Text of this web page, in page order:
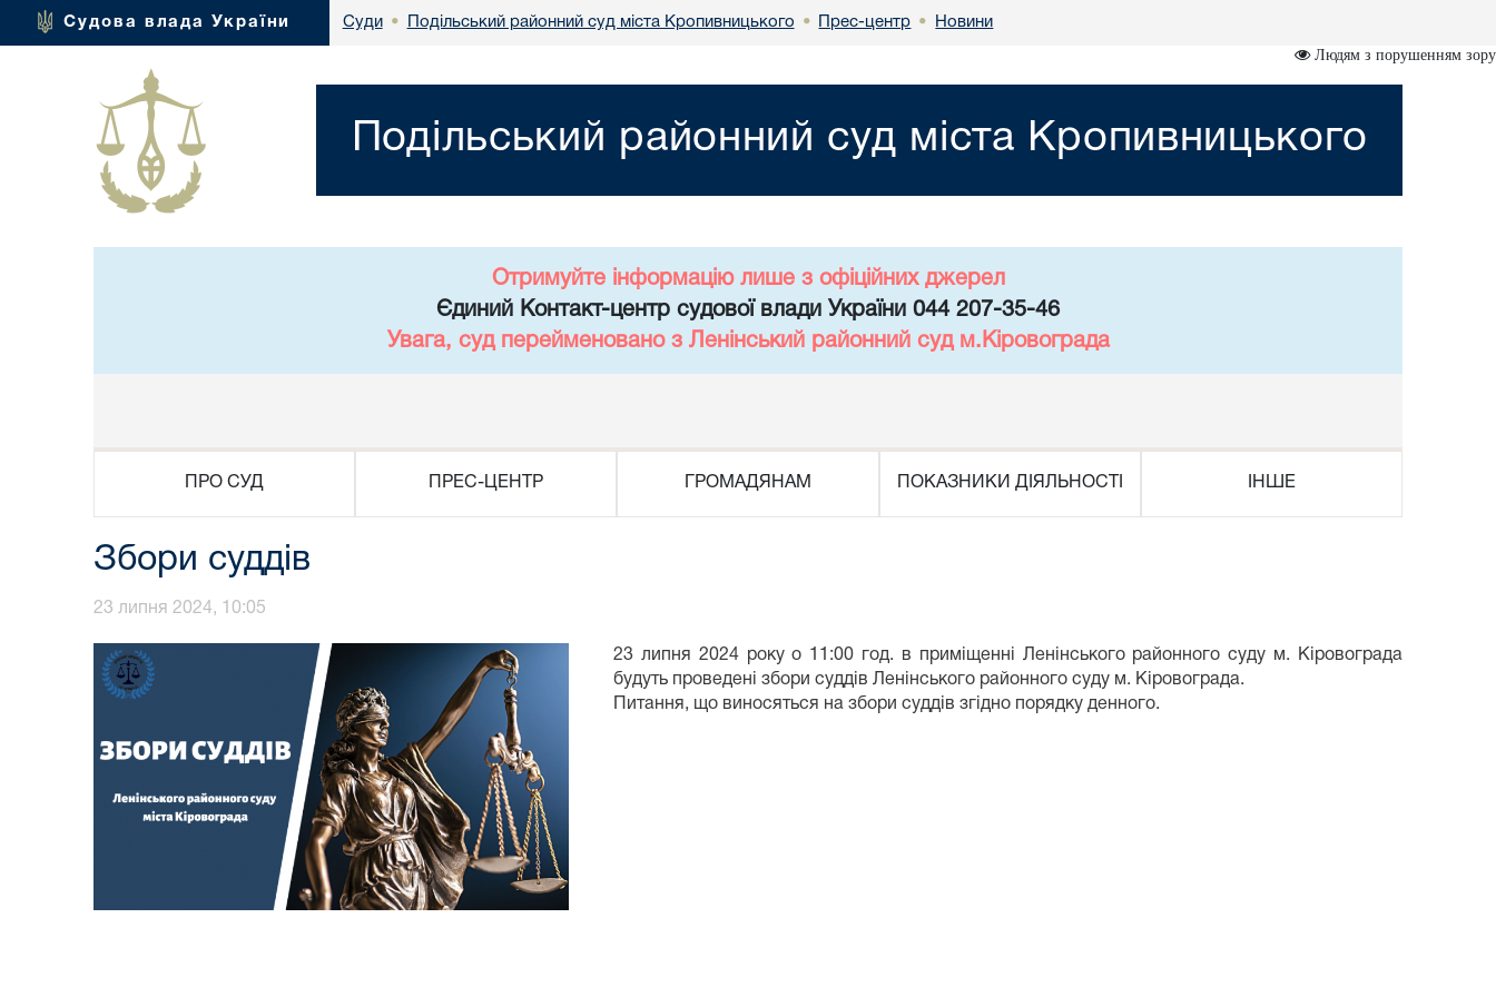
Судова влада України Суди • Подільський районний суд міста Кропивницького • Прес-центр • Новини
Людям з порушенням зору
Подільський районний суд міста Кропивницького
Отримуйте інформацію лише з офіційних джерел
Єдиний Контакт-центр судової влади України 044 207-35-46
Увага, суд перейменовано з Ленінський районний суд м.Кіровограда
ПРО СУД ПРЕС-ЦЕНТР ГРОМАДЯНАМ ПОКАЗНИКИ ДІЯЛЬНОСТІ ІНШЕ
Збори суддів
23 липня 2024, 10:05
23 липня 2024 року о 11:00 год. в приміщенні Ленінського районного суду м. Кіровограда
будуть проведені збори суддів Ленінського районного суду м. Кіровограда.
Питання, що виносяться на збори суддів згідно порядку денного.